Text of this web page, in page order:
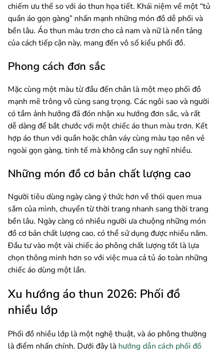
chiếm ưu thế so với áo thun họa tiết. Khái niệm về một “tủ
quần áo gọn gàng” nhấn mạnh những món đồ dễ phối và
bền lâu. Áo thun màu trơn cho cả nam và nữ là nền tảng
của cách tiếp cận này, mang đến vô số kiểu phối đồ.
Phong cách đơn sắc
Mặc cùng một màu từ đầu đến chân là một mẹo phối đồ
mạnh mẽ trông vô cùng sang trọng. Các ngôi sao và người
có tầm ảnh hưởng đã đón nhận xu hướng đơn sắc, và rất
dễ dàng để bắt chước với một chiếc áo thun màu trơn. Kết
hợp áo thun với quần hoặc chân váy cùng màu tạo nên vẻ
ngoài gọn gàng, tinh tế mà không cần suy nghĩ nhiều.
Những món đồ cơ bản chất lượng cao
Người tiêu dùng ngày càng ý thức hơn về thói quen mua
sắm của mình, chuyển từ thời trang nhanh sang thời trang
bền lâu. Ngày càng có nhiều người ưa chuộng những món
đồ cơ bản chất lượng cao, có thể sử dụng được nhiều năm.
Đầu tư vào một vài chiếc áo phông chất lượng tốt là lựa
chọn thông minh hơn so với việc mua cả tủ áo toàn những
chiếc áo dùng một lần.
Xu hướng áo thun 2026: Phối đồ
nhiều lớp
Phối đồ nhiều lớp là một nghệ thuật, và áo phông thường
là điểm nhấn chính. Dưới đây là hướng dẫn cách phối đồ